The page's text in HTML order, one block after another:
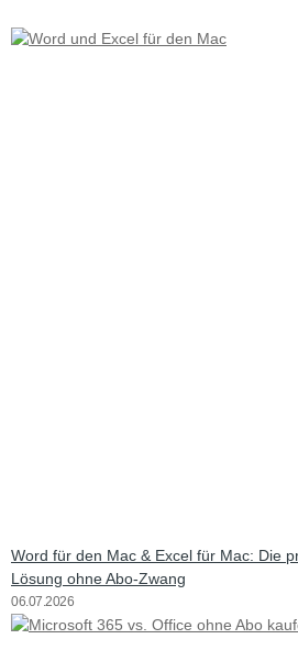
Word für den Mac & Excel für Mac: Die
Lösung ohne Abo-Zwang
06.07.2026